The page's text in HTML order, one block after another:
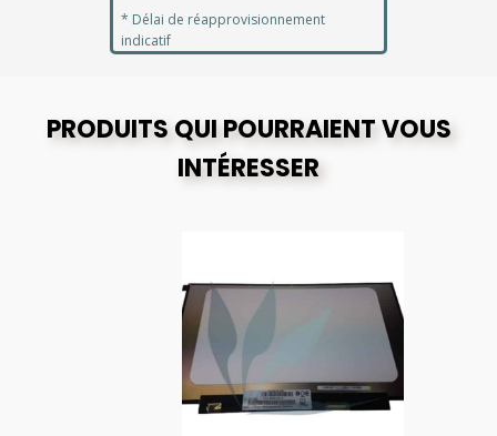
* Délai de réapprovisionnement
indicatif
PRODUITS QUI POURRAIENT VOUS
INTÉRESSER